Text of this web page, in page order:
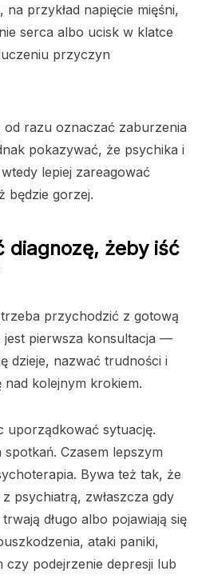
na przykład napięcie mięśni,
serca albo ucisk w klatce
przyczyn
od razu oznaczać zaburzenia
pokazywać, że psychika i
lepiej zareagować
będzie gorzej.
diagnozę, żeby iść
przychodzić z gotową
jest pierwsza konsultacja —
dzieje, nazwać trudności i
kolejnym krokiem.
uporządkować sytuację.
Czasem lepszym
Bywa też tak, że
psychiatrą, zwłaszcza gdy
długo albo pojawiają się
ataki paniki,
podejrzenie depresji lub